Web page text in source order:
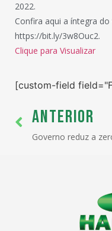
2022.
Confira aqui a íntegra
https://bit.ly/3w8Ouc2.
Clique para Visualizar
[custom-field
ANTERIOR